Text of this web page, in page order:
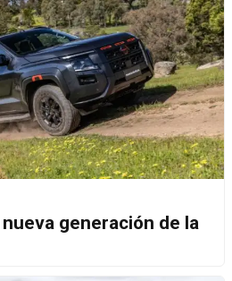
generación de la